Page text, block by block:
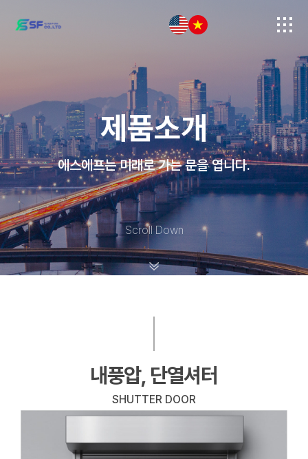
제품소개
에스에프는 미래로 가는 문을 엽니다.
Scroll Down
내풍압, 단열셔터
SHUTTER DOOR